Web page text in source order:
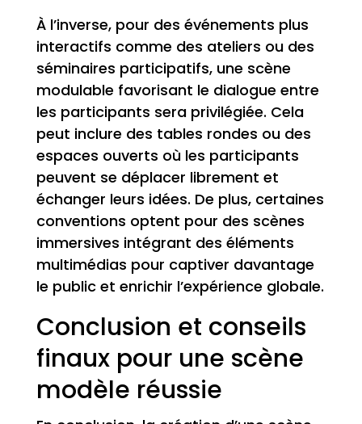
À l’inverse, pour des événements plus
interactifs comme des ateliers ou des
séminaires participatifs, une scène
modulable favorisant le dialogue entre
les participants sera privilégiée. Cela
peut inclure des tables rondes ou des
espaces ouverts où les participants
peuvent se déplacer librement et
échanger leurs idées. De plus, certaines
conventions optent pour des scènes
immersives intégrant des éléments
multimédias pour captiver davantage
le public et enrichir l’expérience globale.
Conclusion et conseils
finaux pour une scène
modèle réussie